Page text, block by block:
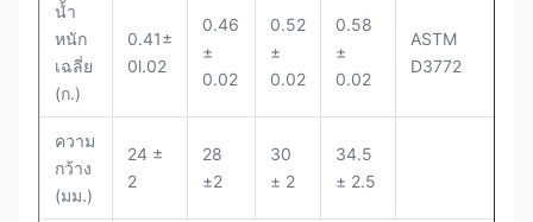
น้ำ
หนัก
เฉลี่ย
(ก.)
0.41±
0l.02
0.46
±
0.02
0.52
±
0.02
0.58
±
0.02
ASTM
D3772
ความ
กว้าง
(มม.)
24 ±
2
28
±2
30
± 2
34.5
± 2.5